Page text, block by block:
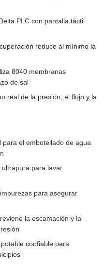
PLC con pantalla táctil
reduce al mínimo la
8040 membranas
de sal
real de la presión, el flujo y la
para el embotellado de agua
para lavar
para asegurar
la escamación y la
confiable para